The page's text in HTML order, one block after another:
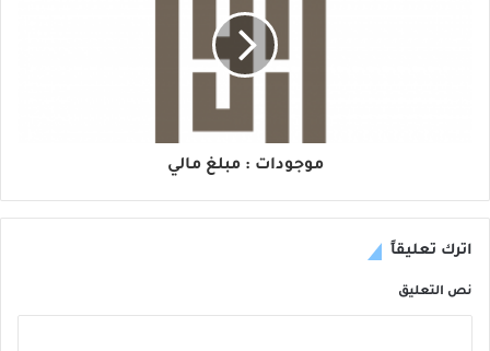
موجودات : مبلغ مالي
اترك تعليقاً
نص التعليق